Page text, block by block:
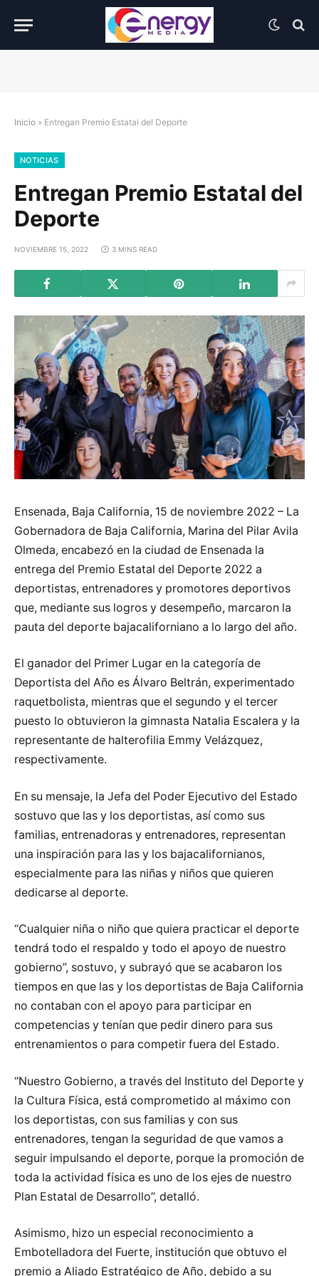
Inicio » Entregan Premio Estatal del Deporte
NOTICIAS
Entregan Premio Estatal del
Deporte
NOVIEMBRE 15, 2022 3 MINS READ
Ensenada, Baja California, 15 de noviembre 2022 – La
Gobernadora de Baja California, Marina del Pilar Avila
Olmeda, encabezó en la ciudad de Ensenada la
entrega del Premio Estatal del Deporte 2022 a
deportistas, entrenadores y promotores deportivos
que, mediante sus logros y desempeño, marcaron la
pauta del deporte bajacaliforniano a lo largo del año.
El ganador del Primer Lugar en la categoría de
Deportista del Año es Álvaro Beltrán, experimentado
raquetbolista, mientras que el segundo y el tercer
puesto lo obtuvieron la gimnasta Natalia Escalera y la
representante de halterofilia Emmy Velázquez,
respectivamente.
En su mensaje, la Jefa del Poder Ejecutivo del Estado
sostuvo que las y los deportistas, así como sus
familias, entrenadoras y entrenadores, representan
una inspiración para las y los bajacalifornianos,
especialmente para las niñas y niños que quieren
dedicarse al deporte.
“Cualquier niña o niño que quiera practicar el deporte
tendrá todo el respaldo y todo el apoyo de nuestro
gobierno”, sostuvo, y subrayó que se acabaron los
tiempos en que las y los deportistas de Baja California
no contaban con el apoyo para participar en
competencias y tenían que pedir dinero para sus
entrenamientos o para competir fuera del Estado.
“Nuestro Gobierno, a través del Instituto del Deporte y
la Cultura Física, está comprometido al máximo con
los deportistas, con sus familias y con sus
entrenadores, tengan la seguridad de que vamos a
seguir impulsando el deporte, porque la promoción de
toda la actividad física es uno de los ejes de nuestro
Plan Estatal de Desarrollo”, detalló.
Asimismo, hizo un especial reconocimiento a
Embotelladora del Fuerte, institución que obtuvo el
premio a Aliado Estratégico de Año, debido a su